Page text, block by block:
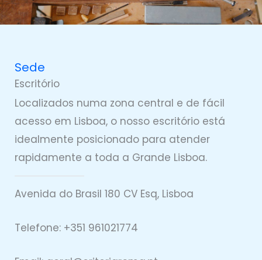
Sede
Escritório
Localizados numa zona central e de fácil
acesso em Lisboa, o nosso escritório está
idealmente posicionado para atender
rapidamente a toda a Grande Lisboa.
Avenida do Brasil 180 CV Esq, Lisboa
Telefone: +351 961021774